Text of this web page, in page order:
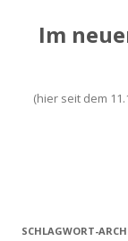
Im
(hier seit dem
SCHLAGWORT-